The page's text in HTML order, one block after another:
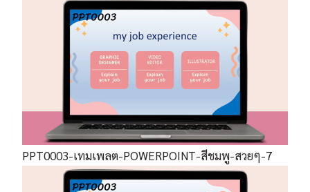
PPT0003-เทมเพลต-POWERPOINT-สีชมพู-สวยๆ-7